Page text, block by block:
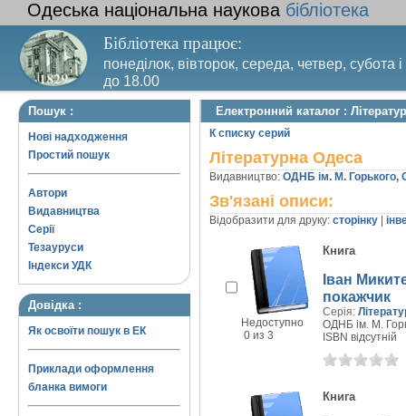
Одеська національна наукова бібліотека
Бібліотека працює:
понеділок, вівторок, середа, четвер, субота
до 18.00
Вихідний день – п’ятниця. Останній четвер
Пошук :
Нові надходження
Простий пошук
Автори
Видавництва
Серії
Тезауруси
Індекси УДК
Довідка :
Як освоїти пошук в ЕК
Приклади оформлення
бланка вимоги
Електронний каталог :
К списку серий
Літературна Одеса
Видавництво: ОДНБ ім. М. Горького,
Зв'язані описи:
Відобразити для друку: сторінку
Недоступно
0 из 3
Книга
Іван
покажчик
Серія:
ОДНБ ім. М.
ISBN відсутній
Книга